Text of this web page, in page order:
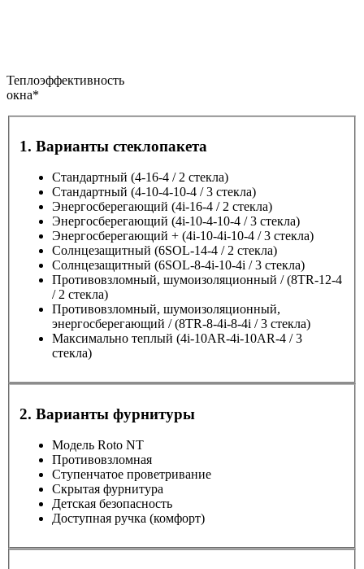
Теплоэффективность
окна*
1. Варианты стеклопакета
Стандартный (4-16-4 / 2 стекла)
Стандартный (4-10-4-10-4 /3 стекла)
Энергосберегающий (4i-16-4 / 2 стекла)
Энергосберегающий (4i-10-4-10-4 /3 стекла)
Энергосберегающий + (4i-10-4i-10-4 /3 стекла)
Солнцезащитный (6SOL-14-4 / 2 стекла)
Солнцезащитный (6SOL-8-4i-10-4i /3 стекла)
Противовзломный, шумоизоляционный /(8TR-12-4
/ 2 стекла)
Противовзломный, шумоизоляционный,
энергосберегающий /(8TR-8-4i-8-4i /3 стекла)
Максимально теплый (4i-10AR-4i-10AR-4 /3
стекла)
2. Варианты фурнитуры
Модель Roto NT
Противовзломная
Ступенчатое проветривание
Скрытая фурнитура
Детская безопасность
Доступная ручка (комфорт)